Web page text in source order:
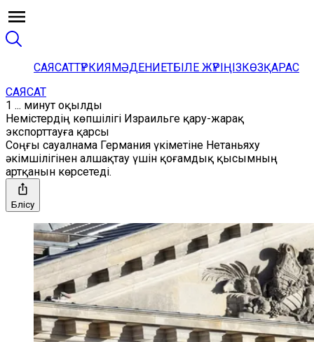
САЯСАТТҮРКИЯМӘДЕНИЕТБІЛЕ ЖҮРІҢІЗКӨЗҚАРАС
САЯСАТ
1 ... минут оқылды
Немістердің көпшілігі Израильге қару-жарақ
экспорттауға қарсы
Соңғы сауалнама Германия үкіметіне Нетаньяху
әкімшілігінен алшақтау үшін қоғамдық қысымның
артқанын көрсетеді.
Бөлісу